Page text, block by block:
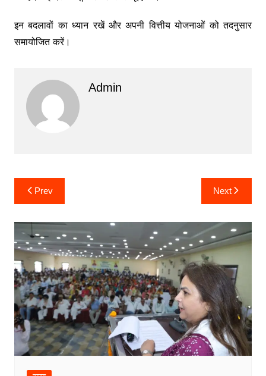
इन बदलावों का ध्यान रखें और अपनी वित्तीय योजनाओं को तदनुसार
समायोजित करें।
Admin
Post
navigation
Prev Next